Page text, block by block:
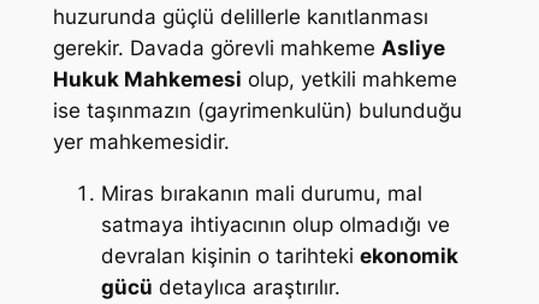
huzurunda güçlü delillerle kanıtlanması
gerekir. Davada görevli mahkeme Asliye
Hukuk Mahkemesi olup, yetkili mahkeme
ise taşınmazın (gayrimenkulün) bulunduğu
yer mahkemesidir.
Miras bırakanın mali durumu, mal
satmaya ihtiyacının olup olmadığı ve
devralan kişinin o tarihteki ekonomik
gücü detaylıca araştırılır.